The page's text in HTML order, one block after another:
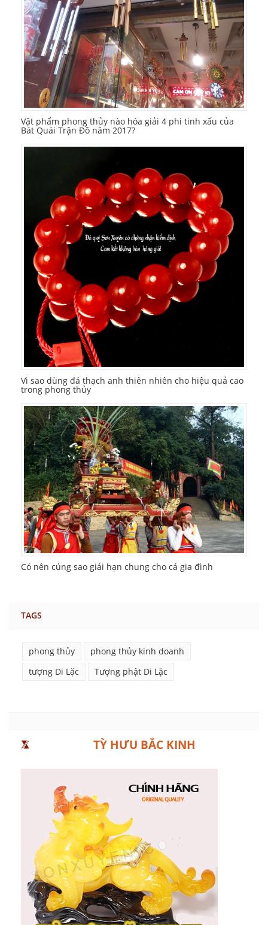
Vật phẩm phong thủy nào hóa giải 4 phi tinh xấu của
Bát Quái Trận Đồ năm 2017?
Vì sao dùng đá thạch anh thiên nhiên cho hiệu quả cao
trong phong thủy
Có nên cúng sao giải hạn chung cho cả gia đình
TAGS
phong thủy
phong thủy kinh doanh
tượng Di Lặc
Tượng phật Di Lặc
TỲ HƯU BẮC KINH